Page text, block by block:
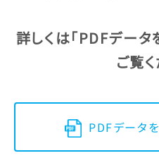
詳しくは「PDFデータ
ご覧
PDFデータ